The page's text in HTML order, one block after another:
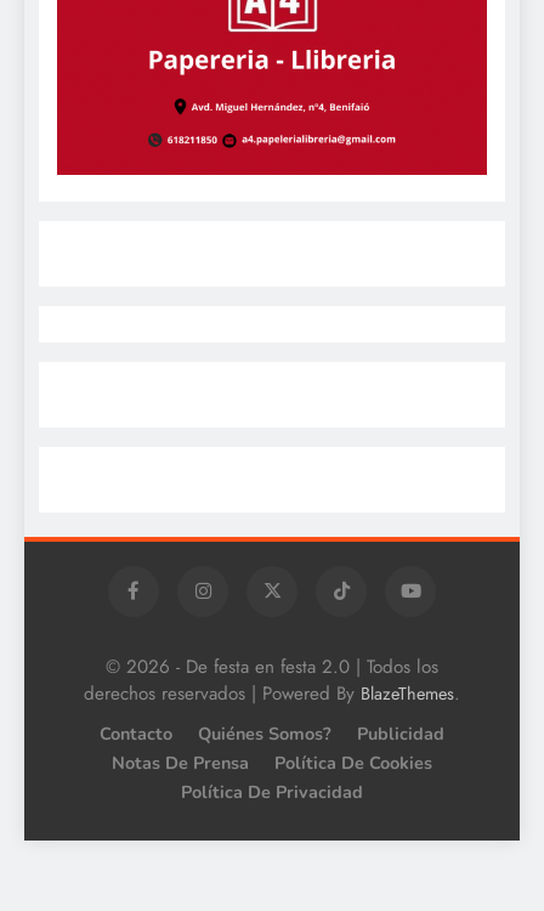
© 2026 - De festa en festa 2.0 | Todos los
derechos reservados | Powered By BlazeThemes.
Contacto Quiénes Somos?
Publicidad
Notas De Prensa
Política De Cookies
Política De Privacidad